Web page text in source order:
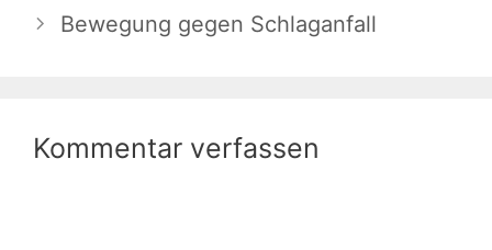
Bewegung gegen Schlaganfall
Kommentar verfassen